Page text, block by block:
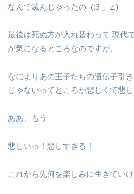
なんで滅んじゃったの_(:3 」∠)_
最後は死ぬ方が入れ替わって 現代
が気になるところなのですが、
なによりあの王子たちの遺伝子引
じゃないってところが悲しくて悲し
ああ、もう
悲しいっ！悲しすぎる！
これから先何を楽しみに生きていけ